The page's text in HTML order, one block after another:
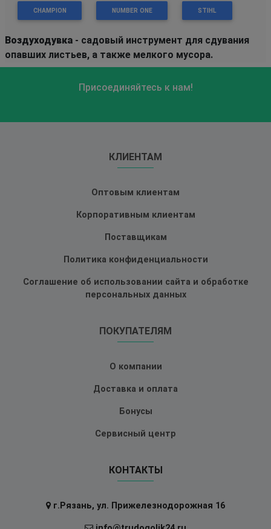
CHAMPION NUMBER ONE STIHL
Воздуходувка - садовый инструмент для сдувания
опавших листьев, а также мелкого мусора.
Присоединяйтесь к нам!
КЛИЕНТАМ
Оптовым клиентам
Корпоративным клиентам
Поставщикам
Политика конфиденциальности
Соглашение об использовании сайта и обработке
персональных данных
ПОКУПАТЕЛЯМ
О компании
Доставка и оплата
Бонусы
Сервисный центр
КОНТАКТЫ
г.Рязань, ул. Прижелезнодорожная 16